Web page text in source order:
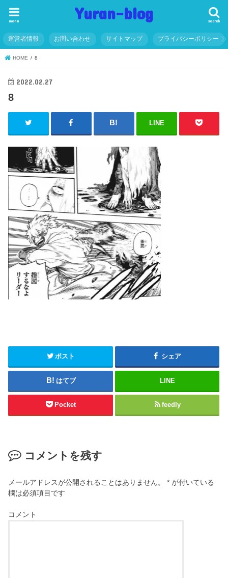
Yuran-blog search
menu
運営者情報 お問い合わせ サイトマップ プライバシーポリシー
HOME 8
2022.02.27
8
LINE
ポスト シェア
はてブ LINE
Pocket feedly
コメントを残す
メールアドレスが公開されることはありません。 * が付いている
欄は必須項目です
コメント